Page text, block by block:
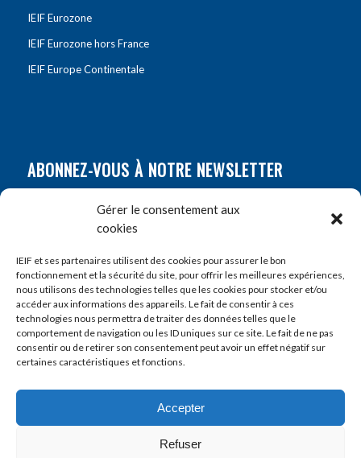
Gérer le consentement aux
cookies
IEIF et ses partenaires utilisent des cookies pour assurer le bon
fonctionnement et la sécurité du site, pour offrir les meilleures expériences,
nous utilisons des technologies telles que les cookies pour stocker et/ou
accéder aux informations des appareils. Le fait de consentir à ces
technologies nous permettra de traiter des données telles que le
comportement de navigation ou les ID uniques sur ce site. Le fait de ne pas
consentir ou de retirer son consentement peut avoir un effet négatif sur
certaines caractéristiques et fonctions.
Accepter
Refuser
IEIF Eurozone
IEIF Eurozone hors France
IEIF Europe Continentale
ABONNEZ-VOUS À NOTRE NEWSLETTER
Prénom*
E-mail*